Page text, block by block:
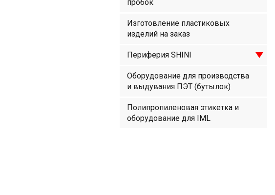
пробок
Изготовление пластиковых
изделий на заказ
Периферия SHINI
Оборудование для производства
и выдувания ПЭТ (бутылок)
Полипропиленовая этикетка и
оборудование для IML